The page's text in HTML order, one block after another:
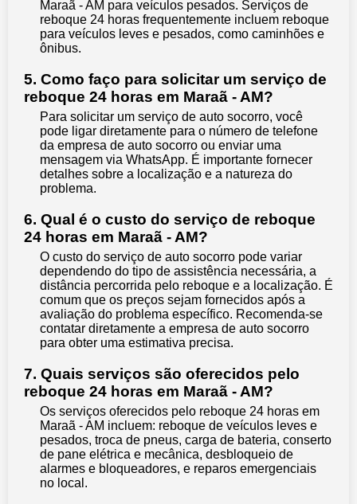
Maraã - AM para veículos pesados. Serviços de
reboque 24 horas frequentemente incluem reboque
para veículos leves e pesados, como caminhões e
ônibus.
5. Como faço para solicitar um serviço de
reboque 24 horas em Maraã - AM?
Para solicitar um serviço de auto socorro, você
pode ligar diretamente para o número de telefone
da empresa de auto socorro ou enviar uma
mensagem via WhatsApp. É importante fornecer
detalhes sobre a localização e a natureza do
problema.
6. Qual é o custo do serviço de reboque
24 horas em Maraã - AM?
O custo do serviço de auto socorro pode variar
dependendo do tipo de assistência necessária, a
distância percorrida pelo reboque e a localização. É
comum que os preços sejam fornecidos após a
avaliação do problema específico. Recomenda-se
contatar diretamente a empresa de auto socorro
para obter uma estimativa precisa.
7. Quais serviços são oferecidos pelo
reboque 24 horas em Maraã - AM?
Os serviços oferecidos pelo reboque 24 horas em
Maraã - AM incluem: reboque de veículos leves e
pesados, troca de pneus, carga de bateria, conserto
de pane elétrica e mecânica, desbloqueio de
alarmes e bloqueadores, e reparos emergenciais
no local.